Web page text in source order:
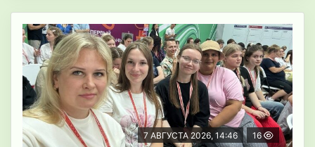
7 АВГУСТА 2026, 14:46 16